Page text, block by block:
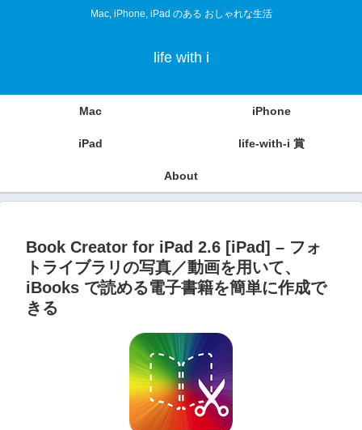
Mac, iPhone, iPad のある おしゃれな生活
life with i
Mac iPhone
iPad life-with-i 賞
About
Book Creator for iPad 2.6 [iPad] – フォ
トライブラリの写真／動画を用いて、
iBooks で読める電子書籍を簡単に作成で
きる